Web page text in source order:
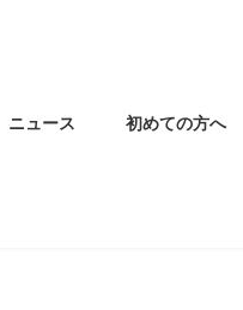
ニュース 初めての方へ